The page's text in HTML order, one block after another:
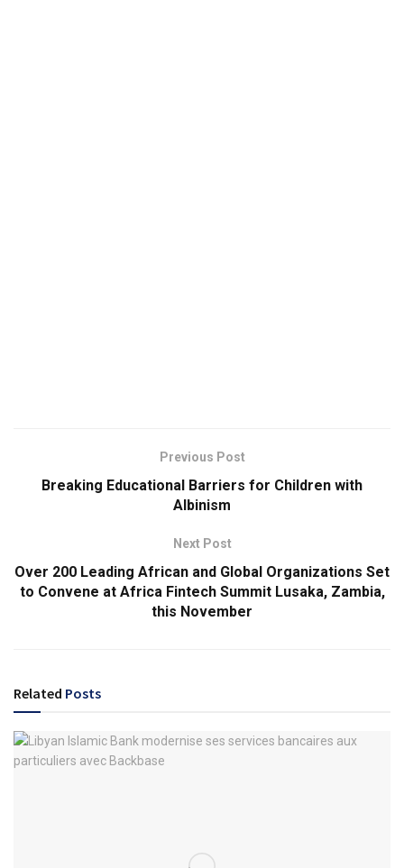
Previous Post
Breaking Educational Barriers for Children with
Albinism
Next Post
Over 200 Leading African and Global Organizations Set
to Convene at Africa Fintech Summit Lusaka, Zambia,
this November
Related Posts